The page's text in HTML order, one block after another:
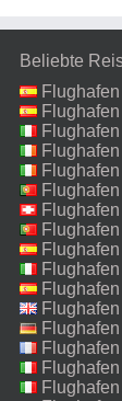
Beliebte
Malpensa